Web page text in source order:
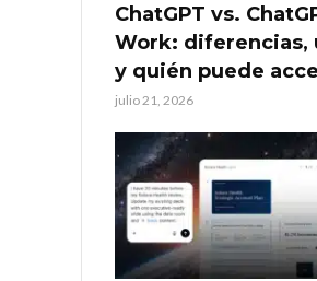
ChatGPT vs.
Work: diferencias,
y quién puede
julio 21, 2026